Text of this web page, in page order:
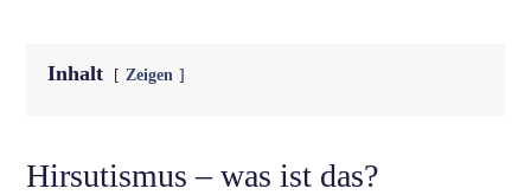
Inhalt Zeigen
Hirsutismus – was ist das?